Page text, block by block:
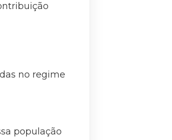
no regime
população